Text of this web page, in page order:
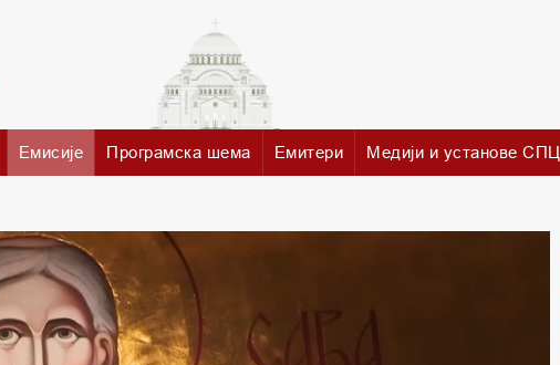
Емисије Програмска шема Емитери Медији и установе СПЦ